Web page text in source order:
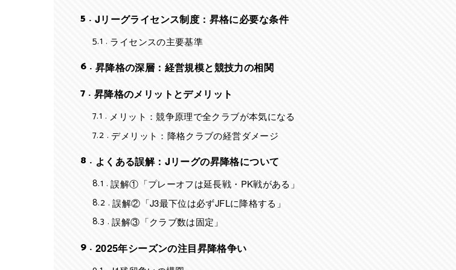
5
Jリーグライセンス制度：昇格に必要な条件
5.1
ライセンスの主要基準
6 昇降格の深層：経営規模と競技力の相関
7
昇降格のメリットとデメリット
7.1
メリット：競争原理で全クラブが本気になる
7.2 デメリット：降格クラブの経営ダメージ
8
よくある誤解：Jリーグの昇降格について
8.1
誤解①「プレーオフは延長戦・PK戦がある」
8.2 誤解②「J3最下位は必ずJFLに降格する」
8.3 誤解③「クラブ数は固定」
9
2025年シーズンの注目昇降格争い